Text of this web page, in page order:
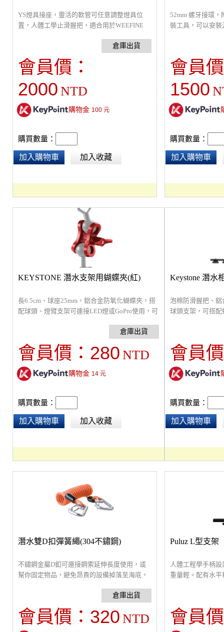
YS燈具接座，靈活的軟管可任意調整燈具位
置，人體工學止滑握把，適合用於WEEFINE
近的防水殼，安裝燈具及相機不需要任何工
具。
會員價：
2000 NTD
購物金 100元
購買數量：
加入購物車 加入收藏
52mm 螺牙接環，
裝工具，可以安
會員
1500
購買數量：
加入購物車
KEYSTONE 潛水支架用蝴蝶夾(紅)
長6.5cm、球座25mm，鋁合金防氧化蝴蝶夾，搭
配球頭、燈臂支架可連接LED燈或GoPro使用，可
會員價： 280 NTD
購物金 14元
購買數量：
加入購物車 加入收藏
Keystone 潛水
泡棉防滑握把、鋁
球頭支架，可搭
會員
購買數量：
加入購物車
潛水雙D扣彈簧繩(304不鏽鋼)
不鏽鋼金屬D釦可連接鋼索延伸長度使用，或
幫你固定物品，避免昂貴的設備掉落至海底，
會員價： 320 NTD
Puluz L型支架
人體工程學手柄
重量輕。配有水
會員